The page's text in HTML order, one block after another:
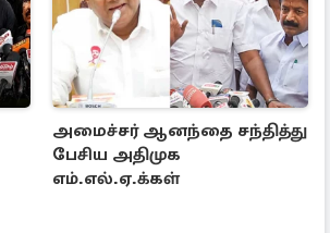
அமைச்சர் ஆனந்தை சந்தித்து
பேசிய அதிமுக
எம்.எல்.ஏ.க்கள்